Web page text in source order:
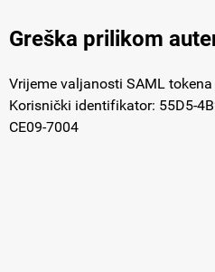
Greška prilikom
Vrijeme valjanosti SAML
Korisnički identifikator: 55D5-
CE09-7004